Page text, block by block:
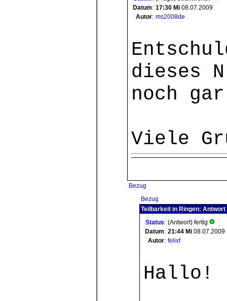
Datum: 17:30 Mi 08.07.2009
Autor: ms2008de
dieses
noch
Viele
Bezug
Bezug
Teilbarkeit in Ringen: Antwort
Status: (Antwort) fertig
Datum: 21:44 Mi 08.07.2009
Autor: felixf
Hallo!